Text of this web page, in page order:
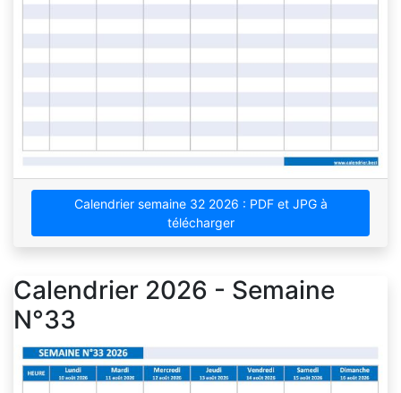
Calendrier semaine 32 2026 : PDF et JPG à
télécharger
Calendrier 2026 - Semaine
N°33